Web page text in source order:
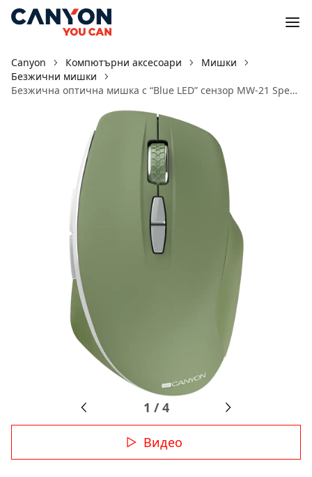
Canyon Компютърни аксесоари
Мишки
Безжични мишки
Безжична оптична мишка с “Blue LED” сензор MW-21 Special Military
1 /4
Видео